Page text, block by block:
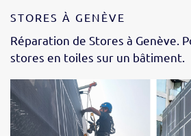
STORES À GENÈVE
Réparation de Stores à Genève.
stores en toiles sur un bâtiment.